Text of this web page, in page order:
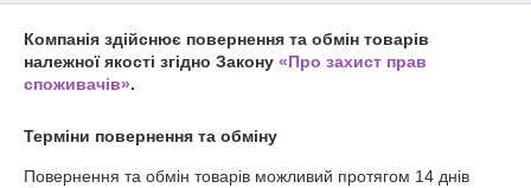
Компанія здійснює повернення та обмін товарів
належної якості згідно Закону «Про захист прав
споживачів».
Терміни повернення та обміну
Повернення та обмін товарів можливий протягом 14 днів